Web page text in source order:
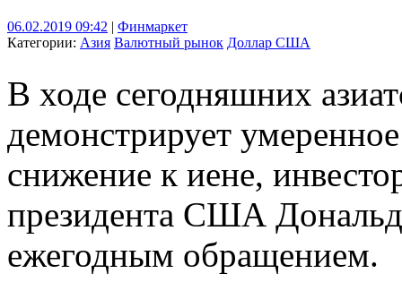
06.02.2019 09:42 | Финмаркет
Категории: Азия Валютный рынок Доллар США
В ходе сегодняшних
демонстрирует
снижение к иене,
президента США
ежегодным обращением.